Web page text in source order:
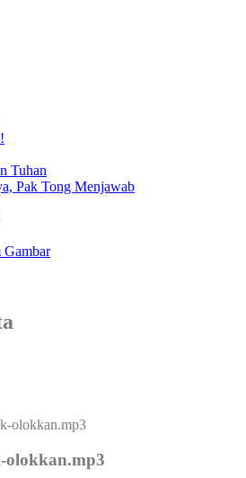
Tuhan
Pak Tong Menjawab
Gambar
olokkan.mp3
olokkan.mp3